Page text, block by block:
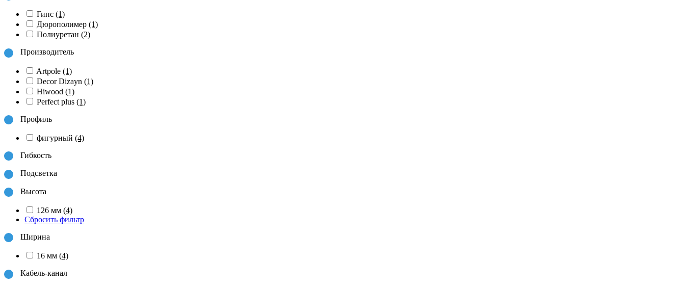
Гипс (1)
Дюрополимер (1)
Полиуретан (2)
Производитель
Artpole (1)
Decor Dizayn (1)
Hiwood (1)
Perfect plus (1)
Профиль
фигурный (4)
Гибкость
Подсветка
Высота
126 мм (4)
Сбросить фильтр
Ширина
16 мм (4)
Кабель-канал